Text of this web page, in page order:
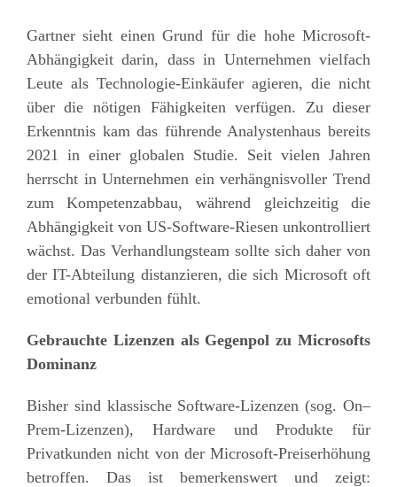
Gartnersieht einen Grund für die hohe Microsoft-
Abhängigkeit darin, dassin Unternehmenvielfach
Leute als Technologie-Einkäufer agieren, die nicht
über die nötigen Fähigkeiten verfügen. Zu dieser
Erkenntnis kam das führende Analystenhaus bereits
2021 in einer globalen Studie. Seit vielen Jahren
herrscht in Unternehmen ein verhängnisvoller Trend
zum Kompetenzabbau, während gleichzeitig die
Abhängigkeit von US-Software-Riesenunkontrolliert
wächst. Das Verhandlungsteam sollte sich daher von
der IT-Abteilung distanzieren, die sich Microsoft oft
emotional verbunden fühlt.
Gebrauchte Lizenzen als Gegenpol zu Microsofts
Dominanz
Bisher sind klassische Software-Lizenzen (sog. On–
Prem-Lizenzen), Hardware und Produkte für
Privatkunden nicht von der Microsoft-Preiserhöhung
betroffen. Das ist bemerkenswert und zeigt: